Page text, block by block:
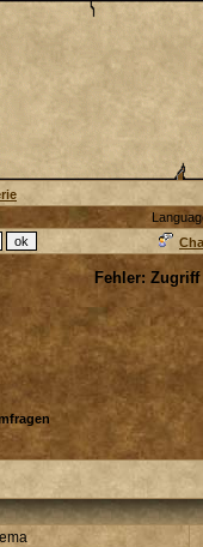
Fehler: